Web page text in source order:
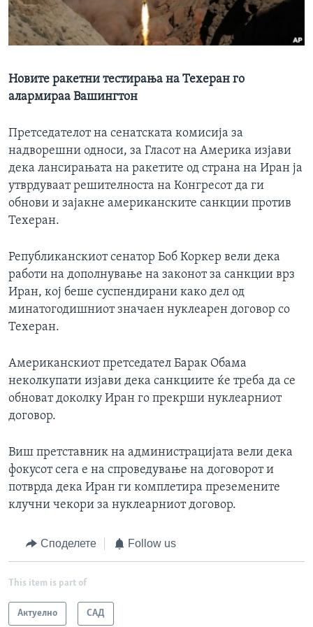
ИНТЕРВЈУА
Јазици
Новите ракетни тестирања на Техеран го
алармираа Вашингтон
Претседателот на сенатската комисија за
надворешни односи, за Гласот на Америка изјави
дека лансирањата на ракетите од страна на Иран ја
утврдуваат решителноста на Конгресот да ги
обнови и зајакне американските санкции против
Техеран.
Републиканскиот сенатор Боб Коркер вели дека
работи на дополнување на законот за санкции врз
Иран, кој беше суспендирани како дел од
минатогодишниот значаен нуклеарен договор со
Техеран.
Американскиот претседател Барак Обама
неколкупати изјави дека санкциите ќе треба да се
обноват доколку Иран го прекрши нуклеарниот
договор.
Виш претставник на администрацијата вели дека
фокусот сега е на спроведување на договорот и
потврда дека Иран ги комплетира преземените
клучни чекори за нуклеарниот договор.
Споделете Follow us
This item is part of
Актуелно САД